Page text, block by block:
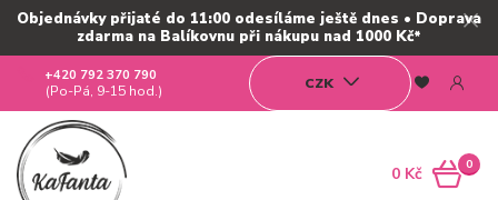
Objednávky přijaté do 11:00 odesíláme ještě dnes • Doprava
zdarma na Balíkovnu při nákupu nad 1000 Kč*
CZK
+420 792 370 790
(Po-Pá, 9-15 hod.)
0
0 Kč